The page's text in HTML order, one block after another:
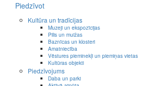
Piedzīvot
Kultūra un tradīcijas
Muzeji un ekspozīcijas
Pilis un muižas
Baznīcas un klosteri
Amatniecība
Vēstures pieminekļi un piemiņas vietas
Kultūras objekti
Piedzīvojums
Daba un parki